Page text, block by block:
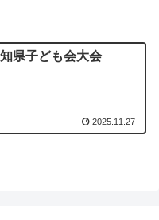
県子ども会大会
2025.11.27